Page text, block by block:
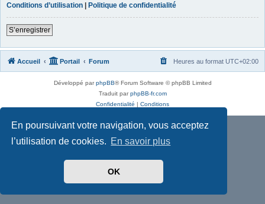
En poursuivant votre navigation, vous acceptez
l’utilisation de cookies. En savoir plus
OK
Conditions d’utilisation | Politique de confidentialité
S’enregistrer
Accueil Portail Forum Heures au format UTC+02:00
Développé parphpBB® Forum Software © phpBB Limited
Traduit parphpBB-fr.com
Confidentialité | Conditions